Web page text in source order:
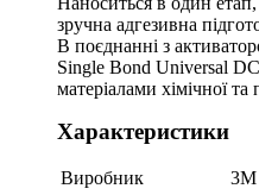
зручна адгезивна
В поєднанні з
Single Bond Universal
матеріалами хімічної та
Характеристики
Виробник
3M